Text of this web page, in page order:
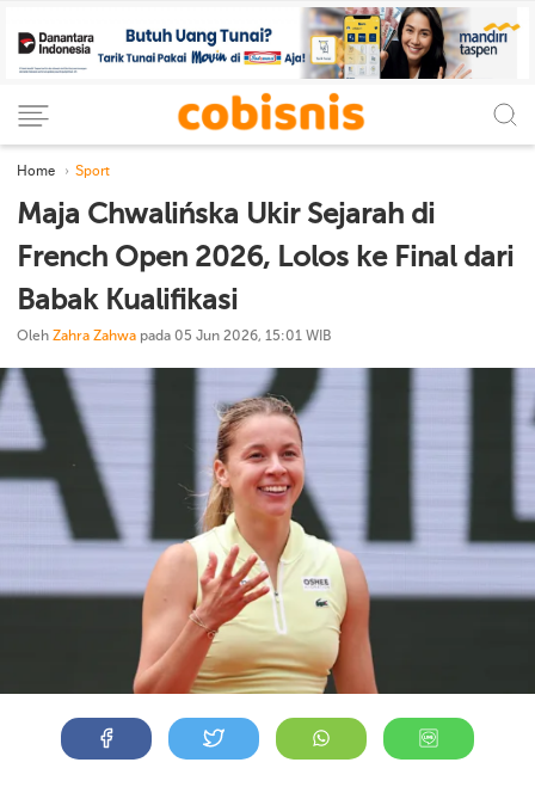
Home Sport
Maja Chwalińska Ukir Sejarah di
French Open 2026, Lolos ke Final dari
Babak Kualifikasi
Oleh Zahra Zahwa pada 05 Jun 2026, 15:01 WIB